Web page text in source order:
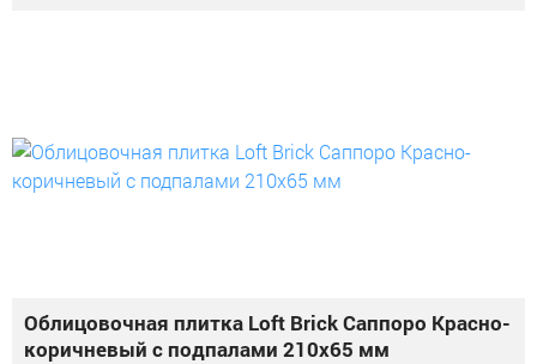
Облицовочная плитка Loft Brick Саппоро Красно-
коричневый с подпалами 210x65 мм